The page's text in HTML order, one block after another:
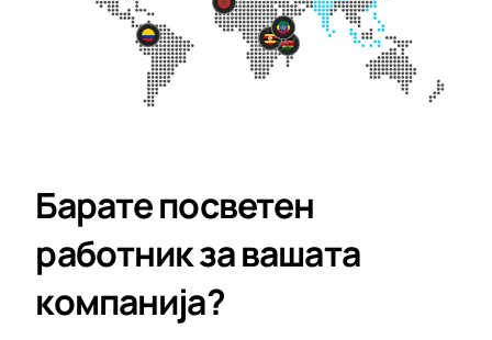
Барате посветен
работник за вашата
компанија?